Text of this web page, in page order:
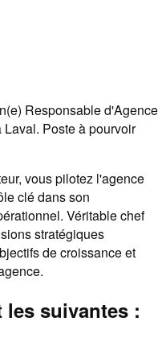
Responsable d'Agence
Poste à pourvoir
vous pilotez l'agence
clé dans son
Véritable chef
stratégiques
de croissance et
suivantes :